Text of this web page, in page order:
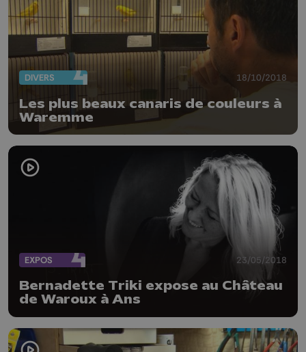
DIVERS 18/10/2018
Les plus beaux canaris de couleurs à
Waremme
EXPOS 23/05/2018
Bernadette Triki expose au Château
de Waroux à Ans